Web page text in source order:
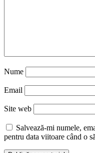
Nume
Email
Site web
Salvează-mi numele,
pentru data viitoare când o